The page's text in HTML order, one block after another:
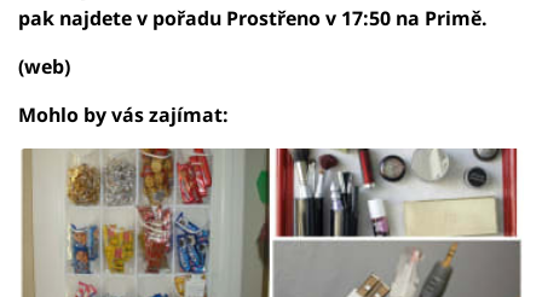
pak najdete v pořadu Prostřeno v 17:50 na Primě.
(web)
Mohlo by vás zajímat: